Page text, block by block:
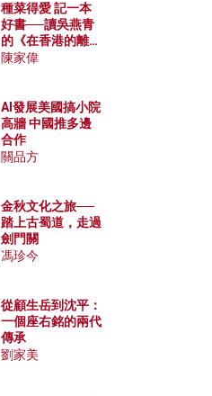
種菜得愛 記一本
好書──讀吳燕青
的《在香港的離島
種菜》
陳家偉
AI發展美國搞小院
高牆 中國推多邊
合作
關品方
金秋文化之旅──
踏上古蜀道，走過
劍門關
馮珍今
從顧生岳到沈平：
一個座右銘的兩代
傳承
劉家美